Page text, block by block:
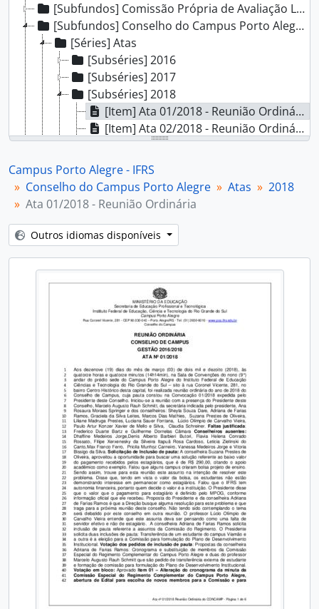
[Subfundos] Comissão Própria de Avaliação Local
[Subfundos] Conselho do Campus Porto Alegre
[Séries] Atas
[Subséries] 2016
[Subséries] 2017
[Subséries] 2018
[Item] Ata 01/2018 - Reunião Ordinária
[Item] Ata 02/2018 - Reunião Ordinária
[Item] Ata 03/2018 - Reunião Ordinária
[Item] Ata 04/2018 - Reunião Ordinária
[Item] Ata 05/2018 - Reunião Ordinária
[Item] Ata 06/2018 - Reunião Ordinária
[Item] Ata 08/2018 - Reunião Ordinária
[Item] Ata 09/2018 - Reunião Ordinária
[Item] Ata 02/2018 - Reunião Extraordinária
[Item] Ata 03/2018 - Reunião Extraordinária
[Subséries] 2019
[Subséries] 2020
[Subséries] 2021
[Subséries] 2022
[Subséries] 2023
[Subséries] 2024
[Subséries] 2025
[Subséries] 2026
[Séries] Manifestações
[Séries] Resoluções
[Subfundos] Direção Geral
[Subfundos] Diretoria de Extensão
[Subfundos] Diretoria de Gestão de Pessoas
[Subfundos] Diretoria de Pesquisa, Pós-Graduação e Inovação
[Subfundos] Núcleo de Memória
Campus Porto Alegre - IFRS
Conselho do Campus Porto Alegre
Atas
2018
Ata 01/2018 - Reunião Ordinária
Outros idiomas disponíveis